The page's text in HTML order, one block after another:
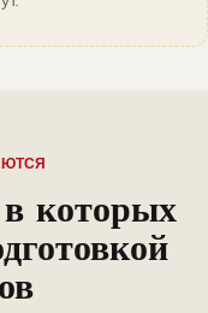
которых